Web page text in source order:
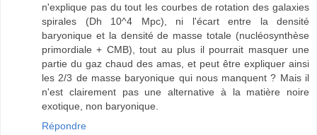
n'explique pas du tout les courbes de rotation des galaxies
spirales (Dh 10^4 Mpc), ni l'écart entre la densité
baryonique et la densité de masse totale (nucléosynthèse
primordiale + CMB), tout au plus il pourrait masquer une
partie du gaz chaud des amas, et peut être expliquer ainsi
les 2/3 de masse baryonique qui nous manquent ? Mais il
n'est clairement pas une alternative à la matière noire
exotique, non baryonique.
Répondre